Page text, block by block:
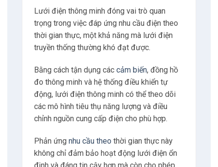
4.3 Rơ le bảo vệ kỹ thuật số
4.4 Công tắc cấp điện tự động
Có thể bạn quan tâm
Nguyễn Xuân Hoàng
6.1 Địa chỉ
Lưới điện thông minh đóng vai trò quan
trọng trong việc đáp ứng nhu cầu điện theo
thời gian thực, một khả năng mà lưới điện
truyền thống thường khó đạt được.
Bằng cách tận dụng các cảm biến, đồng hồ
đo thông minh và hệ thống điều khiển tự
động, lưới điện thông minh có thể theo dõi
các mô hình tiêu thụ năng lượng và điều
chỉnh nguồn cung cấp điện cho phù hợp.
Phản ứng nhu cầu theo thời gian thực này
không chỉ đảm bảo hoạt động lưới điện ổn
định và đáng tin cậy hơn mà còn cho phép